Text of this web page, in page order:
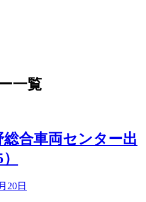
一覧
総合車両センター出
20日